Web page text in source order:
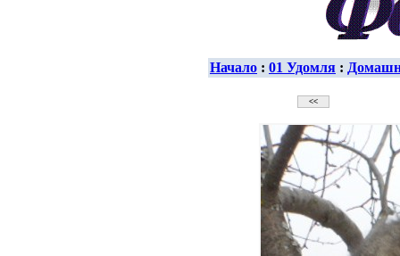
Начало : 01 Удомля :